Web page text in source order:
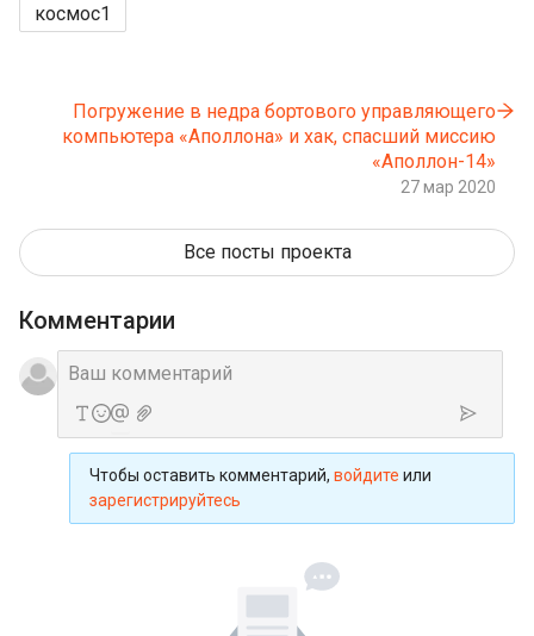
космос1
Погружение в недра бортового управляющего
компьютера «Аполлона» и хак, спасший миссию
«Аполлон-14»
27 мар 2020
Все посты проекта
Комментарии
Чтобы оставить комментарий, войдите или
зарегистрируйтесь